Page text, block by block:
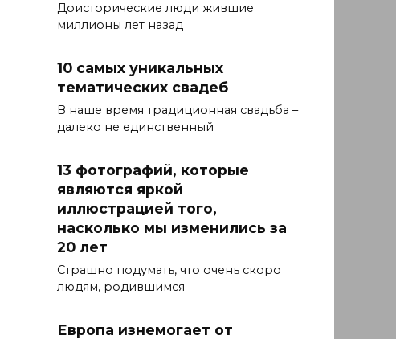
Доисторические люди жившие
миллионы лет назад
10 самых уникальных
тематических свадеб
В наше время традиционная свадьба –
далеко не единственный
13 фотографий, которые
являются яркой
иллюстрацией того,
насколько мы изменились за
20 лет
Страшно подумать, что очень скоро
людям, родившимся
Европа изнемогает от